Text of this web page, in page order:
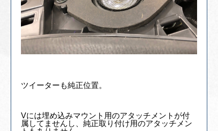
ツイーターも純正位置。
Vには埋め込みマウント用のアタッチメントが付
属してませんし、純正取り付け用のアタッチメン